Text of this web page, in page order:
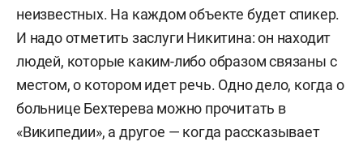
неизвестных. На каждом объекте будет спикер.
И надо отметить заслуги Никитина: он находит
людей, которые каким-либо образом связаны с
местом, о котором идет речь. Одно дело, когда о
больнице Бехтерева можно прочитать в
«Википедии», а другое — когда рассказывает